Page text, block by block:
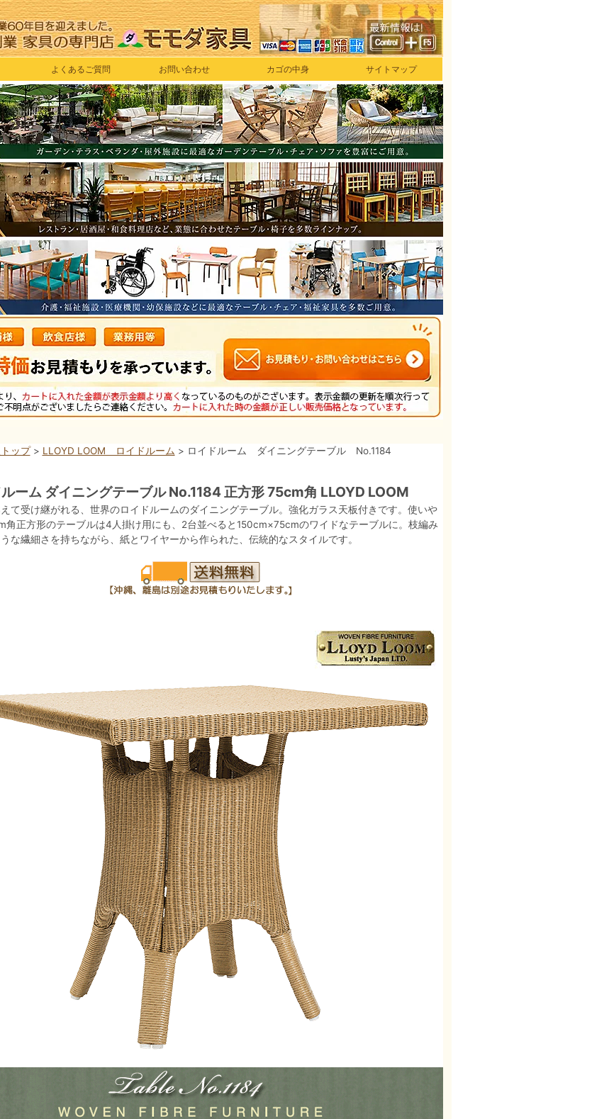
よくあるご質問 お問い合わせ カゴの中身 サイトマップ
ップ> LLOYD LOOM ロイドルーム > ロイドルーム ダイニングテーブル No.1184
ーム ダイニングテーブル No.1184 正方形 75cm角 LLOYD LOOM
て受け継がれる、世界のロイドルームのダイニングテーブル。強化ガラス天板付きです。使いや
角正方形のテーブルは4人掛け用にも、2台並べると150cm×75cmのワイドなテーブルに。枝編み
な繊細さを持ちながら、紙とワイヤーから作られた、伝統的なスタイルです。